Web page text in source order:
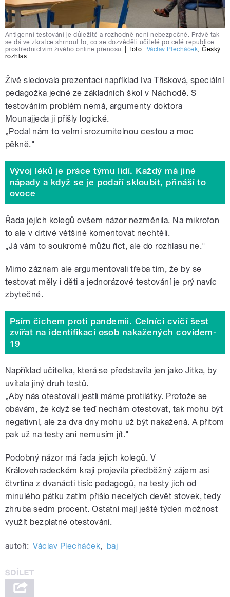
Antigenní testování je důležité a rozhodně není nebezpečné. Právě tak
se dá ve zkratce shrnout to, co se dozvěděli učitelé po celé republice
prostřednictvím živého online přenosu
foto: Václav Plecháček,Český
rozhlas
Živě sledovala prezentaci například Iva Třísková, speciální
pedagožka jedné ze základních škol v Náchodě. S
testováním problém nemá, argumenty doktora
Mounajjeda ji přišly logické.
„Podal nám to velmi srozumitelnou cestou a moc
pěkně."
Vývoj léků je práce týmu lidí. Každý má jiné
nápady a když se je podaří skloubit, přináší to
ovoce
Řada jejích kolegů ovšem názor nezměnila. Na mikrofon
to ale v drtivé většině komentovat nechtěli.
„Já vám to soukromě můžu říct, ale do rozhlasu ne."
Mimo záznam ale argumentovali třeba tím, že by se
testovat měly i děti a jednorázové testování je prý navíc
zbytečné.
Psím čichem proti pandemii. Celníci cvičí šest
zvířat na identifikaci osob nakažených covidem-
19
Například učitelka, která se představila jen jako Jitka, by
uvítala jiný druh testů.
„Aby nás otestovali jestli máme protilátky. Protože se
obávám, že když se teď nechám otestovat, tak mohu být
negativní, ale za dva dny mohu už být nakažená. A přitom
pak už na testy ani nemusím jít."
Podobný názor má řada jejich kolegů. V
Královehradeckém kraji projevila předběžný zájem asi
čtvrtina z dvanácti tisíc pedagogů, na testy jich od
minulého pátku zatím přišlo necelých devět stovek, tedy
zhruba sedm procent. Ostatní mají ještě týden možnost
využít bezplatné otestování.
autoři: Václav Plecháček, baj